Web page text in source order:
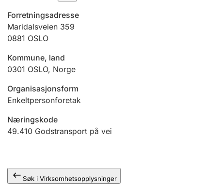
Jeger
Betaling og jegeravgiftskort
Ektepaktveileder
Offentlig sektor
Forretningsadresse
Maridalsveien 359
0881 OSLO
Kommune, land
0301 OSLO, Norge
Organisasjonsform
Enkeltpersonforetak
Næringskode
49.410 Godstransport på vei
Søk i Virksomhetsopplysninger